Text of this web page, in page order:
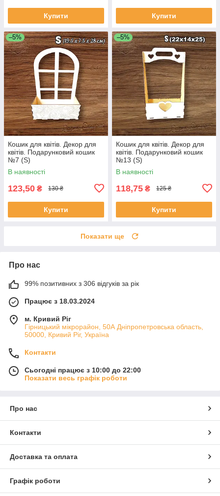
Купити Купити
–5%
Кошик для квітів. Декор для
квітів. Подарунковий кошик
№7 (S)
В наявності
123,50 ₴ 130 ₴
Купити
–5%
Кошик для квітів. Декор для
квітів. Подарунковий кошик
№13 (S)
В наявності
118,75 ₴ 125 ₴
Купити
Показати ще
Про нас
99% позитивних з 306 відгуків за рік
Працює з 18.03.2024
м. Кривий Ріг
Гірницький мікрорайон, 50А Дніпропетровська область,
50000, Кривий Ріг, Україна
Контакти
Сьогодні працює з 10:00 до 22:00
Показати весь графік роботи
Про нас
Контакти
Доставка та оплата
Графік роботи